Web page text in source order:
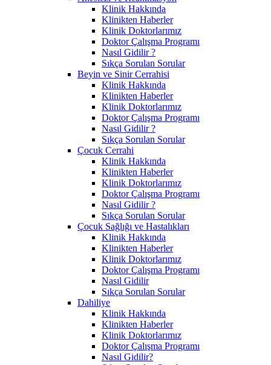
Klinik Hakkında
Klinikten Haberler
Klinik Doktorlarımız
Doktor Çalışma Programı
Nasıl Gidilir ?
Sıkça Sorulan Sorular
Beyin ve Sinir Cerrahisi
Klinik Hakkında
Klinikten Haberler
Klinik Doktorlarımız
Doktor Çalışma Programı
Nasıl Gidilir ?
Sıkça Sorulan Sorular
Çocuk Cerrahi
Klinik Hakkında
Klinikten Haberler
Klinik Doktorlarımız
Doktor Çalışma Programı
Nasıl Gidilir ?
Sıkça Sorulan Sorular
Çocuk Sağlığı ve Hastalıkları
Klinik Hakkında
Klinikten Haberler
Klinik Doktorlarımız
Doktor Çalışma Programı
Nasıl Gidilir
Sıkça Sorulan Sorular
Dahiliye
Klinik Hakkında
Klinikten Haberler
Klinik Doktorlarımız
Doktor Çalışma Programı
Nasıl Gidilir?